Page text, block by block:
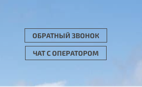
ОБРАТНЫЙ ЗВОНОК
ЧАТ С ОПЕРАТОРОМ